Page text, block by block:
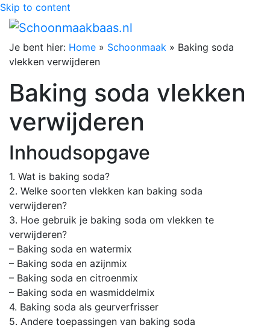
Skip to content
Je bent hier: Home » Schoonmaak » Baking soda
vlekken verwijderen
Baking soda vlekken
verwijderen
Inhoudsopgave
1. Wat is baking soda?
2. Welke soorten vlekken kan baking soda
verwijderen?
3. Hoe gebruik je baking soda om vlekken te
verwijderen?
– Baking soda en watermix
– Baking soda en azijnmix
– Baking soda en citroenmix
– Baking soda en wasmiddelmix
4. Baking soda als geurverfrisser
5. Andere toepassingen van baking soda